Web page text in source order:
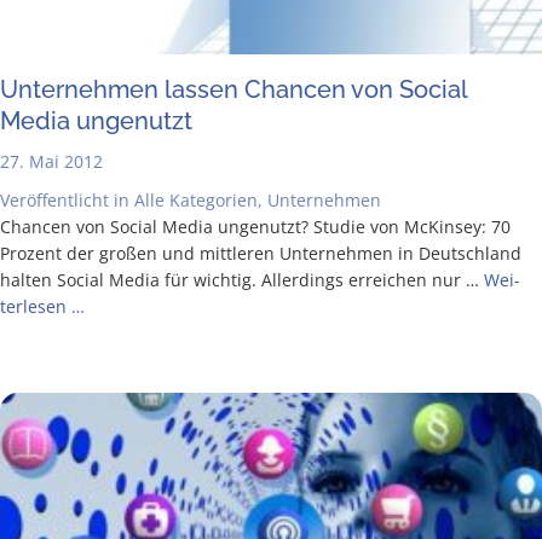
Unter­neh­men las­sen Chan­cen von Social
Media ungenutzt
27. Mai 2012
Veröffentlicht in Alle Kategorien, Unternehmen
Chan­cen von Social Media unge­nutzt? Stu­die von McK­in­sey: 70
Pro­zent der gro­ßen und mitt­le­ren Unter­neh­men in Deutsch­land
hal­ten Social Media für wich­tig. Aller­dings errei­chen nur … Wei­
ter­le­sen …